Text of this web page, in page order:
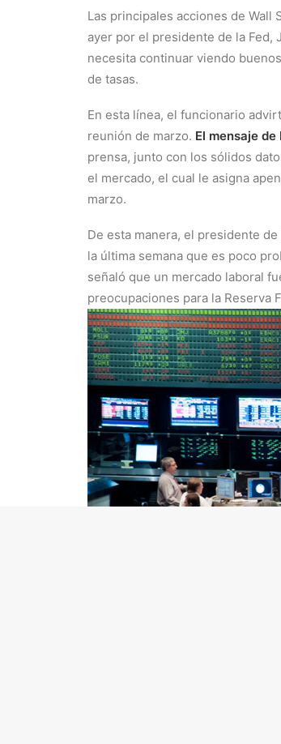
Las principales acciones de
ayer por el presidente de la Fed,
necesita continuar viendo
de tasas.
En esta línea, el funcionario
reunión de marzo. El mensaje de
prensa, junto con los sólidos
el mercado, el cual le asigna
marzo.
De esta manera, el presidente de
la última semana que es poco
señaló que un mercado laboral
preocupaciones para la Reserva